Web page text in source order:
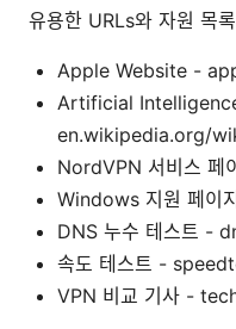
유용한 URLs와 자원 목
Apple Website -
Artificial
en.wikipedia.org/
NordVPN 서비스
Windows 지원 페
DNS 누수 테스트 -
속도 테스트 -
VPN 비교 기사 -